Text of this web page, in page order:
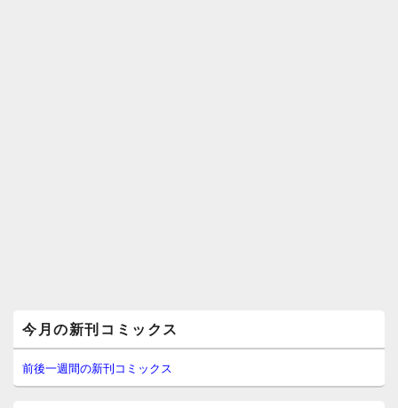
イ
ン
サ
イ
今月の新刊コミックス
前後一週間の新刊コミックス